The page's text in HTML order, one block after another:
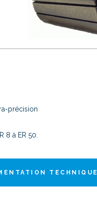
précision
8 à ER 50.
TECHNIQUE